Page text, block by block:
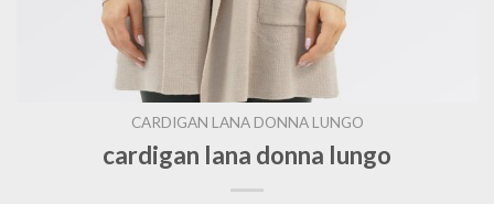
CARDIGAN LANA DONNA LUNGO
cardigan lana donna lungo